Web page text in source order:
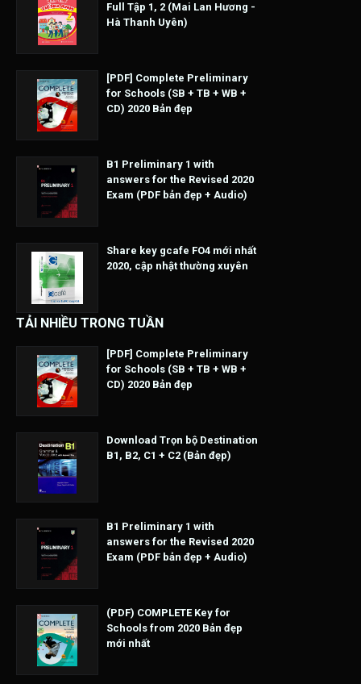
Full Tập 1, 2 (Mai Lan Hương -
Hà Thanh Uyên)
[PDF] Complete Preliminary
for Schools (SB + TB + WB +
CD) 2020 Bản đẹp
B1 Preliminary 1 with
answers for the Revised 2020
Exam (PDF bản đẹp + Audio)
Share key gcafe FO4 mới nhất
2020, cập nhật thường xuyên
TẢI NHIỀU TRONG TUẦN
[PDF] Complete Preliminary
for Schools (SB + TB + WB +
CD) 2020 Bản đẹp
Download Trọn bộ Destination
B1, B2, C1 + C2 (Bản đẹp)
B1 Preliminary 1 with
answers for the Revised 2020
Exam (PDF bản đẹp + Audio)
(PDF) COMPLETE Key for
Schools from 2020 Bản đẹp
mới nhất